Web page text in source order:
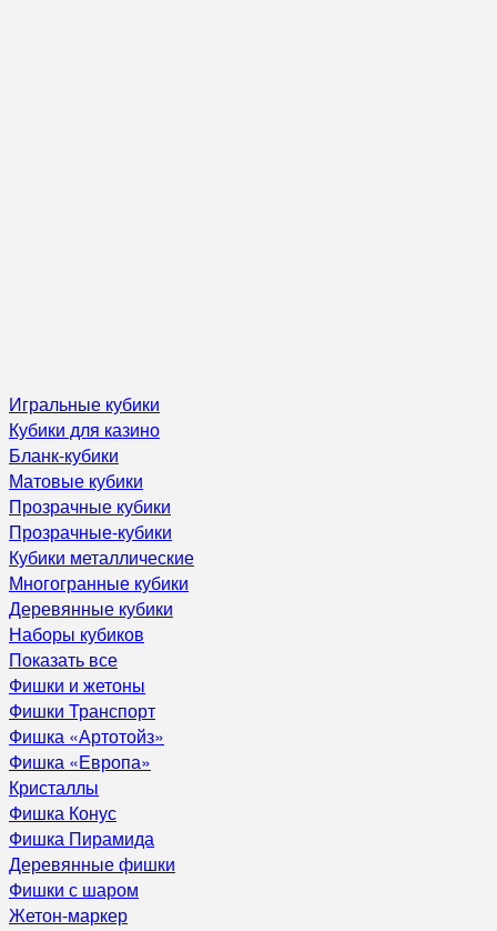
Игральные кубики
Кубики для казино
Бланк-кубики
Матовые кубики
Прозрачные кубики
Прозрачные-кубики
Кубики металлические
Многогранные кубики
Деревянные кубики
Наборы кубиков
Показать все
Фишки и жетоны
Фишки Транспорт
Фишка «Артотойз»
Фишка «Европа»
Кристаллы
Фишка Конус
Фишка Пирамида
Деревянные фишки
Фишки с шаром
Жетон-маркер